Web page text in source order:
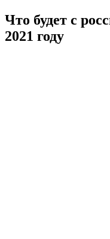
Что будет с
2021 году